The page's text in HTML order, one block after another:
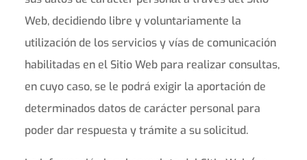
Web, decidiendo libre y voluntariamente la
utilización de los servicios y vías de comunicación
habilitadas en el Sitio Web para realizar consultas,
en cuyo caso, se le podrá exigir la aportación de
determinados datos de carácter personal para
poder dar respuesta y trámite a su solicitud.